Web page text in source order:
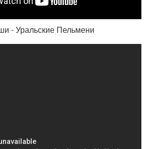
- Уральские Пельмени